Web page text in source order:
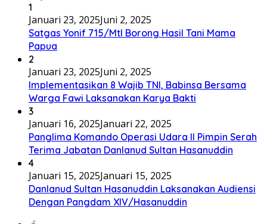
1
Januari 23, 2025Juni 2, 2025
Satgas Yonif 715/Mtl Borong Hasil Tani Mama
Papua
2
Januari 23, 2025Juni 2, 2025
Implementasikan 8 Wajib TNI, Babinsa Bersama
Warga Fawi Laksanakan Karya Bakti
3
Januari 16, 2025Januari 22, 2025
Panglima Komando Operasi Udara II Pimpin Serah
Terima Jabatan Danlanud Sultan Hasanuddin
4
Januari 15, 2025Januari 15, 2025
Danlanud Sultan Hasanuddin Laksanakan Audiensi
Dengan Pangdam XIV/Hasanuddin